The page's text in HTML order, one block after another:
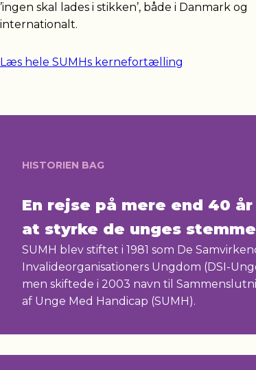
’ingen skal lades i stikken’, både i Danmark og
internationalt.
Læs hele SUMHs kernefortælling
HISTORIEN BAG
En rejse på mere end 40
at styrke de unges stemme
SUMH blev stiftet i 1981 som De
Invalideorganisationers Ungdom (DSI-
men skiftede i 2003 navn til
af Unge Med Handicap (SUMH).